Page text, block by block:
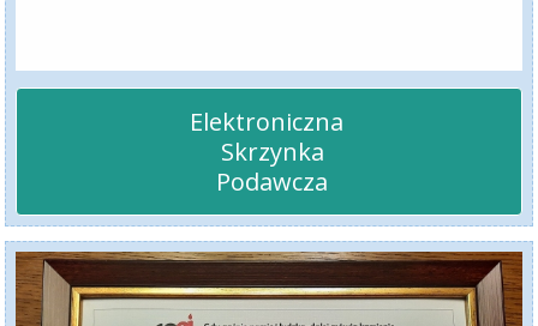
Elektroniczna
Podawcza